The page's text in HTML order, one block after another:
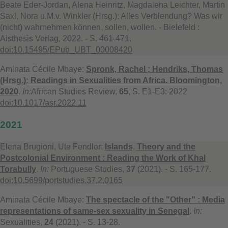
Beate Eder-Jordan, Alena Heinritz, Magdalena Leichter, Martin
Saxl, Nora u.M.v. Winkler (Hrsg.): Alles Verblendung? Was wir
(nicht) wahrnehmen können, sollen, wollen. - Bielefeld :
Aisthesis Verlag, 2022. - S. 461-471.
doi:10.15495/EPub_UBT_00008420
Aminata Cécile Mbaye: Spronk, Rachel ; Hendriks, Thomas
(Hrsg.): Readings in Sexualities from Africa. Bloomington,
2020. In:African Studies Review, 65, S. E1-E3: 2022
doi:10.1017/asr.2022.11
2021
Elena Brugioni, Ute Fendler: Islands, Theory and the
Postcolonial Environment : Reading the Work of Khal
Torabully. In: Portuguese Studies, 37 (2021). - S. 165-177.
doi:10.5699/portstudies.37.2.0165
Aminata Cécile Mbaye: The spectacle of the "Other" : Media
representations of same-sex sexuality in Senegal . In:
Sexualities, 24 (2021). - S. 13-28.